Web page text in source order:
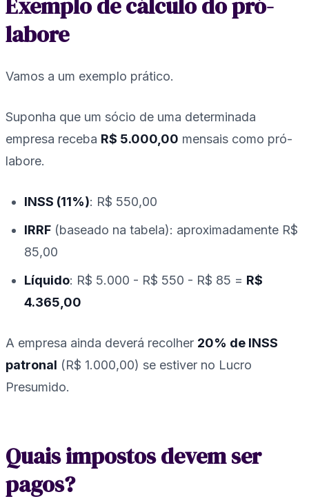
Exemplo de cálculo do pró-
labore
Vamos a um exemplo prático.
Suponha que um sócio de uma determinada
empresa receba R$ 5.000,00 mensais como pró-
labore.
INSS (11%): R$ 550,00
IRRF (baseado na tabela): aproximadamente R$
85,00
Líquido: R$ 5.000 - R$ 550 - R$ 85 = R$
4.365,00
A empresa ainda deverá recolher 20% de INSS
patronal (R$ 1.000,00) se estiver no Lucro
Presumido.
Quais impostos devem ser
pagos?